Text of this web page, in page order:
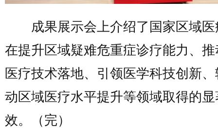
成果展示会上介绍了国家区域医
在提升区域疑难危重症诊疗能力、
医疗技术落地、引领医学科技创新
动区域医疗水平提升等领域取得的
效。（完）